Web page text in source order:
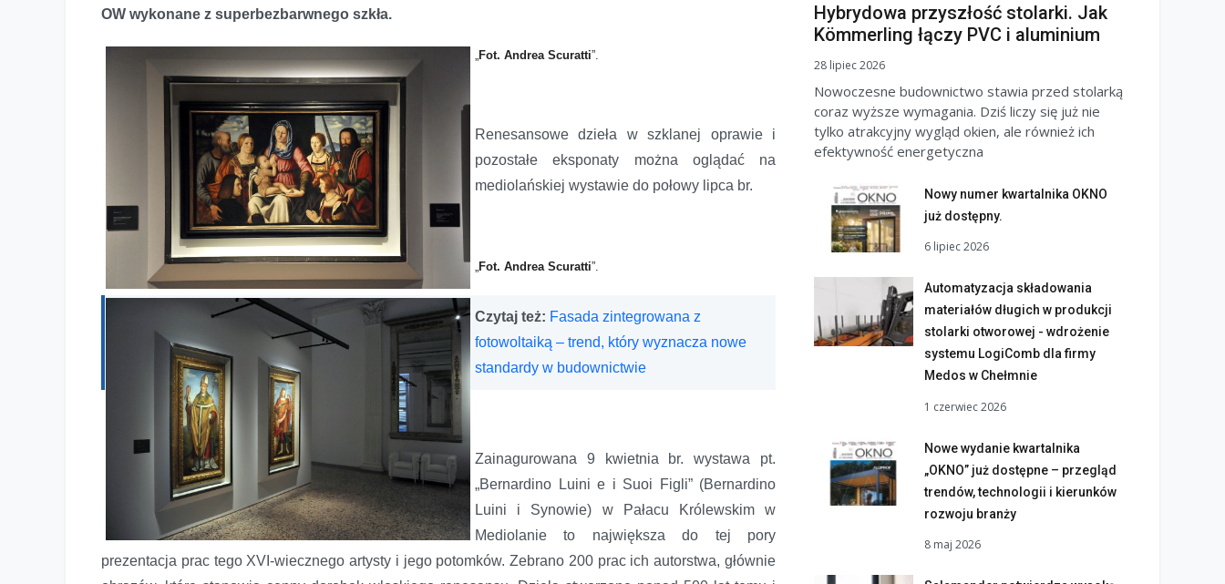
OW wykonane z superbezbarwnego szkła.
Fot. Andrea Scuratti”.
Renesansowe dzieła w szklanej oprawie i
pozostałe eksponaty można oglądać na
mediolańskiej wystawie do połowy lipca br.
Fot. Andrea Scuratti”.
Czytaj też: Fasada zintegrowana z
fotowoltaiką – trend, który wyznacza nowe
standardy w budownictwie
Zainagurowana 9 kwietnia br. wystawa pt.
„Bernardino Luini e i Suoi Figli” (Bernardino
Luini i Synowie) w Pałacu Królewskim w
Mediolanie to największa do tej pory
prezentacja prac tego XVI-wiecznego artysty i jego potomków. Zebrano 200 prac ich autorstwa, głównie
Hybrydowa przyszłość stolarki. Jak
Kömmerling łączy PVC i aluminium
28 lipiec 2026
Nowoczesne budownictwo stawia przed stolarką
coraz wyższe wymagania. Dziś liczy się już nie
tylko atrakcyjny wygląd okien, ale również ich
efektywność energetyczna
Nowy numer kwartalnika OKNO
już dostępny.
6 lipiec 2026
Automatyzacja składowania
materiałów długich w produkcji
stolarki otworowej - wdrożenie
systemu LogiComb dla firmy
Medos w Chełmnie
1 czerwiec 2026
Nowe wydanie kwartalnika
„OKNO” już dostępne – przegląd
trendów, technologii i kierunków
rozwoju branży
8 maj 2026